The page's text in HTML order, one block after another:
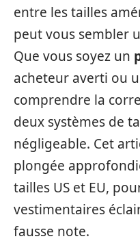
entre les tailles
peut vous sembler
Que vous soyez un
acheteur averti ou
comprendre la
deux systèmes de
négligeable. Cet
plongée
tailles US et EU,
vestimentaires
fausse note.